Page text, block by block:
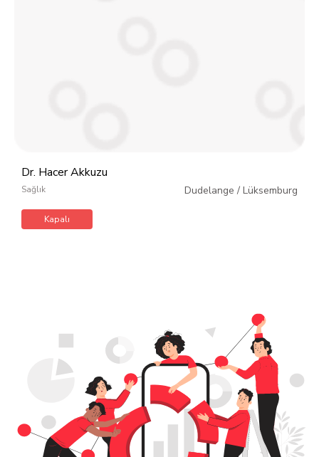
Dr. Hacer Akkuzu
Sağlık Dudelange / Lüksemburg
Kapalı